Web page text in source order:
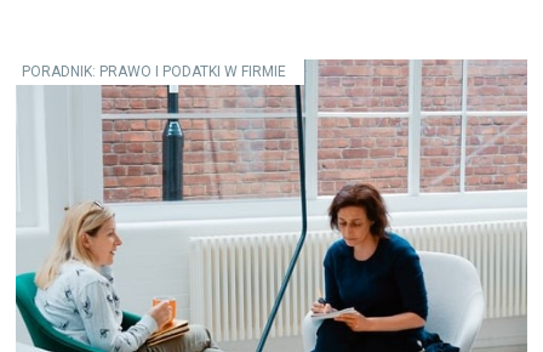
PORADNIK: PRAWO I PODATKI W FIRMIE